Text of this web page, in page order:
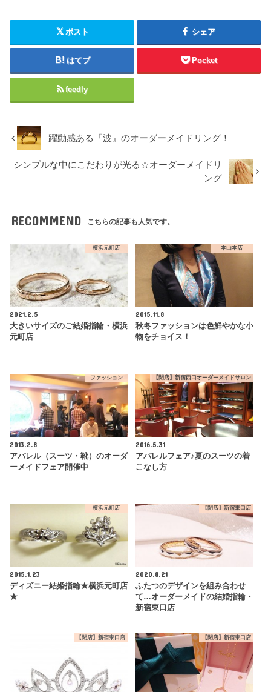
ポスト シェア
はてブ Pocket
feedly
躍動感ある『波』のオーダーメイドリング！
シンプルな中にこだわりが光る☆オーダーメイドリ
ング
RECOMMEND こちらの記事も人気です。
横浜元町店
2021.2.5
大きいサイズのご結婚指輪・横浜
元町店
本山本店
2015.11.8
秋冬ファッションは色鮮やかな小
物をチョイス！
ファッション
2013.2.8
アパレル（スーツ・靴）のオーダ
ーメイドフェア開催中
【閉店】新宿西口オーダーメイドサロン
2016.5.31
アパレルフェア♪夏のスーツの着
こなし方
横浜元町店
2015.1.23
ディズニー結婚指輪★横浜元町店
★
【閉店】新宿東口店
2020.8.21
ふたつのデザインを組み合わせ
て…オーダーメイドの結婚指輪・
新宿東口店
【閉店】新宿東口店 【閉店】新宿東口店